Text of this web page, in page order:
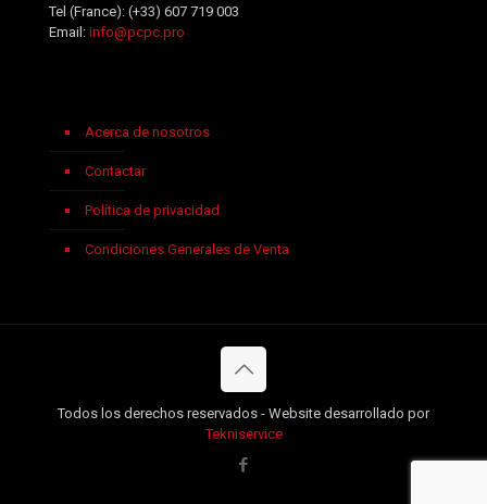
Tel (France): (+33) 607 719 003
Email: info@pcpc.pro
Acerca de nosotros
Contactar
Política de privacidad
Condiciones Generales de Venta
Todos los derechos reservados - Website desarrollado por
Tekniservice